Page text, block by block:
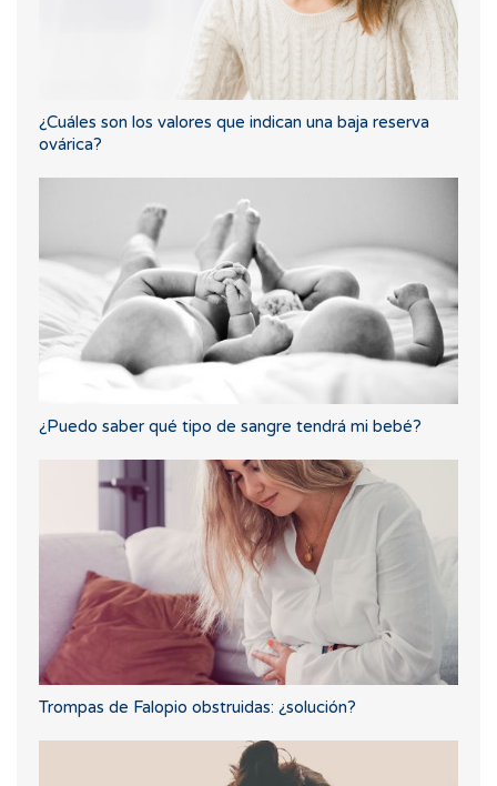
¿Cuáles son los valores que indican una baja reserva
ovárica?
¿Puedo saber qué tipo de sangre tendrá mi bebé?
Trompas de Falopio obstruidas: ¿solución?